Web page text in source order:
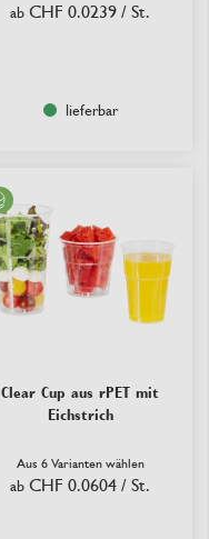
ab CHF 0.0239 / St.
lieferbar
Clear Cup aus rPET mit
Eichstrich
Aus 6 Varianten wählen
ab CHF 0.0604 / St.